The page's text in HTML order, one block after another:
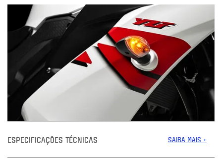
ESPECIFICAÇÕES TÉCNICAS SAIBA MAIS +